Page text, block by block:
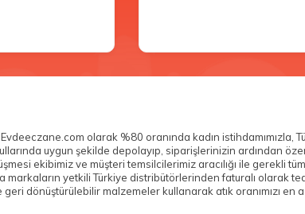
olarak %80 oranında kadın istihdamımızla,
uygun şekilde depolayıp, siparişlerinizin ardından
ekibimiz ve müşteri temsilcilerimiz aracılığı ile gerekli
yetkili Türkiye distribütörlerinden faturalı olarak
dönüştürülebilir malzemeler kullanarak atık oranımızı